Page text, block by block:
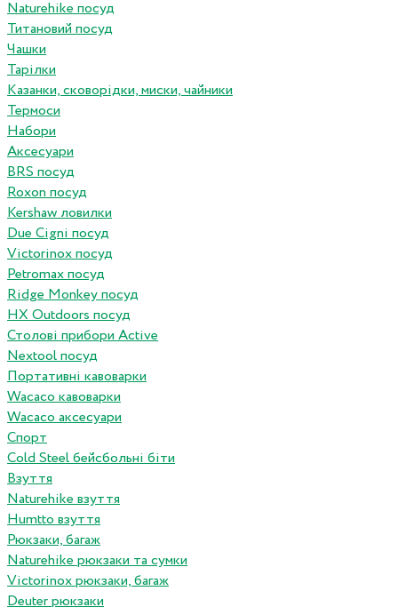
Naturehike посуд
Титановий посуд
Чашки
Тарілки
Казанки, сковорідки, миски, чайники
Термоси
Набори
Аксесуари
BRS посуд
Roxon посуд
Kershaw ловилки
Due Cigni посуд
Victorinox посуд
Petromax посуд
Ridge Monkey посуд
HX Outdoors посуд
Столові прибори Active
Nextool посуд
Портативні кавоварки
Wacaco кавоварки
Wacaco аксесуари
Спорт
Cold Steel бейсбольні біти
Взуття
Naturehike взуття
Humtto взуття
Рюкзаки, багаж
Naturehike рюкзаки та сумки
Victorinox рюкзаки, багаж
Deuter рюкзаки